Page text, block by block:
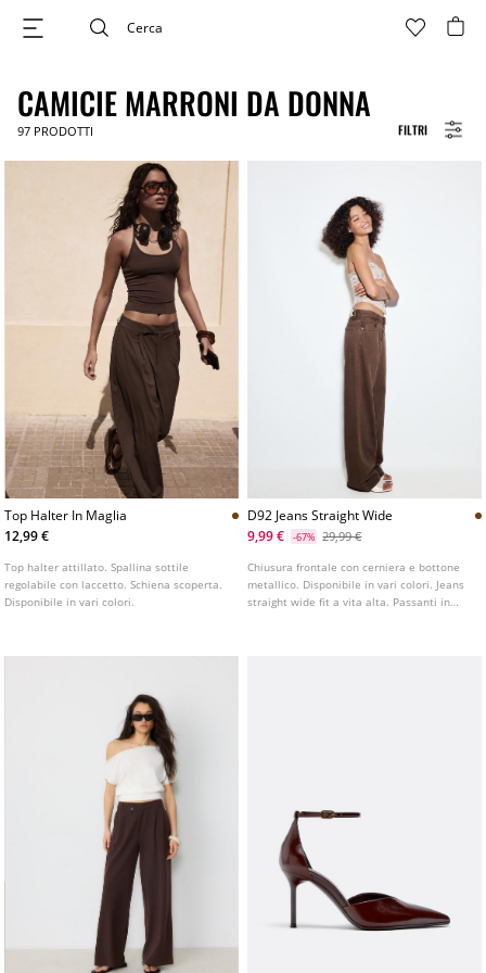
FILTRI
CAMICIE MARRONI DA DONNA
97 PRODOTTI
Top Halter In Maglia
12,99 €
Top halter attillato. Spallina sottile
regolabile con laccetto. Schiena scoperta.
Disponibile in vari colori.
D92 Jeans Straight Wide
9,99 €
-67% 29,99 €
Chiusura frontale con cerniera e bottone
metallico. Disponibile in vari colori. Jeans
straight wide fit a vita alta. Passanti in